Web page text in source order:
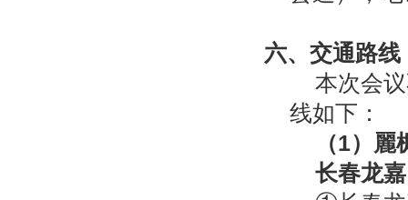
六、 交通路线
本次会
线如下：
（1） 麗
长春龙